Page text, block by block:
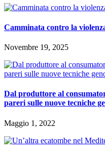
Camminata contro la
Novembre 19, 2025
Dal produttore al
pareri sulle nuove tecniche
Maggio 1, 2022